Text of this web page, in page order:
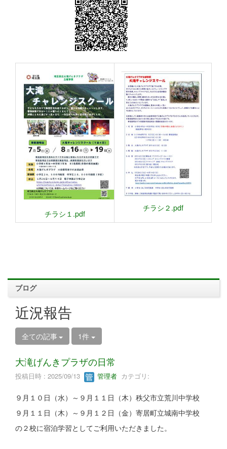
チラシ１.pdf
チラシ２.pdf
ブログ
近況報告
全ての記事 1件
大滝げんきプラザの日常
投稿日時 : 2025/09/13 管理者 カテゴリ:
９月１０日（水）～９月１１日（木）秩父市立荒川中学校
９月１１日（木）～９月１２日（金）寄居町立城南中学校
の２校に宿泊学習としてご利用いただきました。